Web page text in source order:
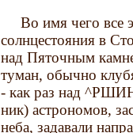
Во имя чего все
солнцестояния в
над Пяточным
туман, обычно
- как раз над
ник) астрономов,
неба, задавали